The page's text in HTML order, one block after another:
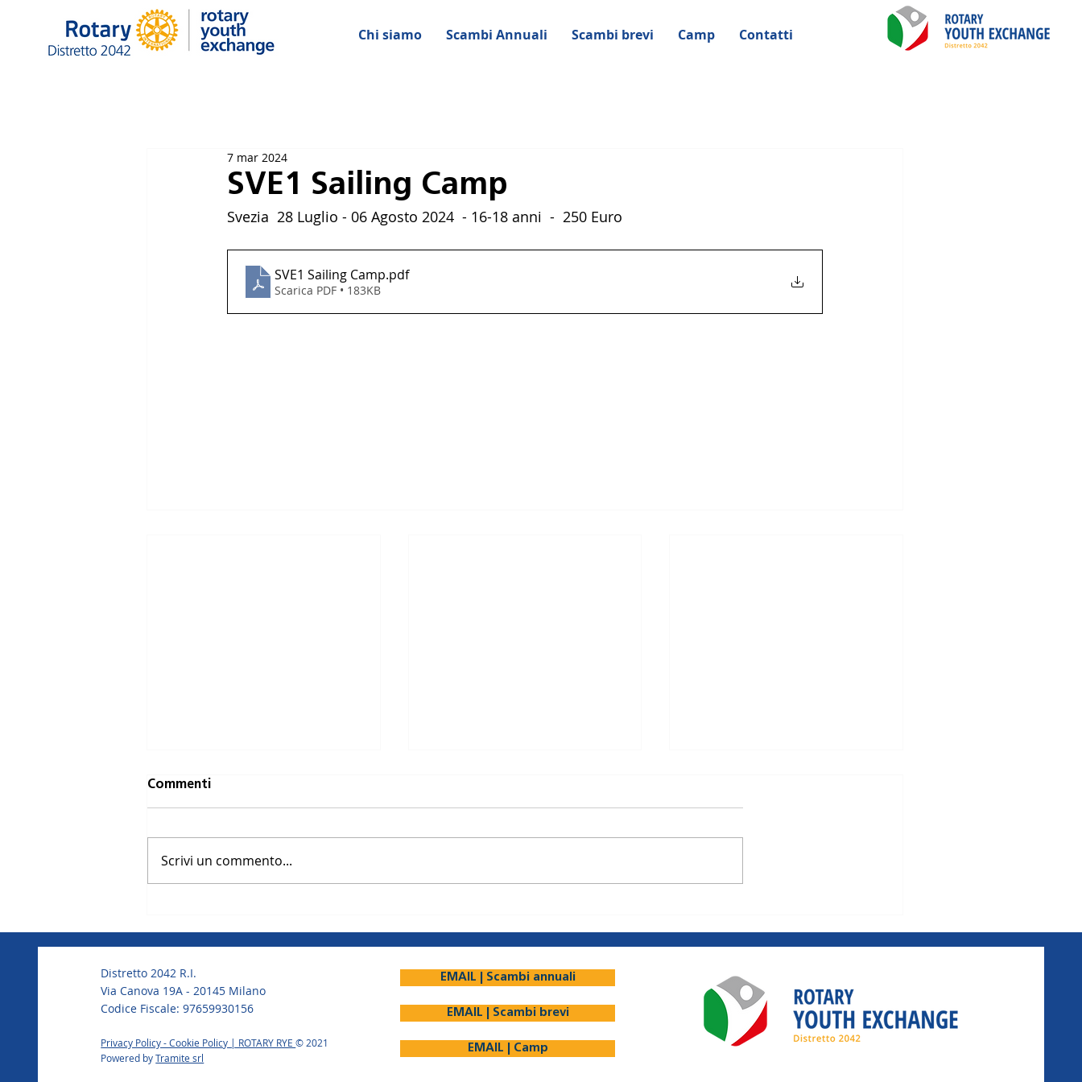
Chi siamo Scambi Annuali Scambi brevi Camp Contatti
SVE1 Sailing Camp
7 mar 2024
Svezia  28 Luglio - 06 Agosto 2024  - 16-18 anni  -  250 Euro
SVE1 Sailing Camp.pdf
Scarica PDF • 183KB
UNG4 Turismo..
Ungheria 23 Giugno - 04 Luglio
Romania 01-08 Agosto 2024 -
Slovacchia 10-23 Luglio 2024 -
Commenti
Scrivi un commento...
Distretto 2042 R.I.
Via Canova 19A - 20145 Milano
Codice Fiscale: 97659930156
Privacy Policy - Cookie Policy | ROTARY RYE© 2021
Powered byTramite srl
EMAIL | Scambi annuali
EMAIL | Scambi brevi
EMAIL | Camp